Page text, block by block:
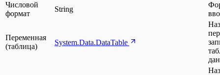
Числовой
формат
String
Переменная
(таблица)
System.Data.DataTable